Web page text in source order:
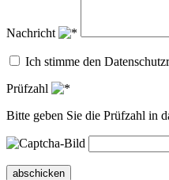
Nachricht
Ich stimme den
Prüfzahl
Bitte geben Sie die Prüfzahl in
abschicken